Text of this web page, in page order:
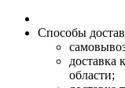
Способы
доставка
области;